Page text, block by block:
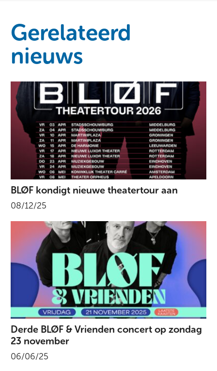
Gerelateerd
nieuws
BLØF kondigt nieuwe theatertour aan
08/12/25
Derde BLØF & Vrienden concert op zondag
23 november
06/06/25